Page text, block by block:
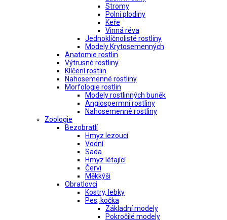
Stromy
Polní plodiny
Keře
Vinná réva
Jednoklíčnolisté rostliny
Modely Krytosemenných
Anatomie rostlin
Výtrusné rostliny
Klíčení rostlin
Nahosemenné rostliny
Morfologie rostlin
Modely rostlinných buněk
Angiospermní rostliny
Nahosemenné rostliny
Zoologie
Bezobratlí
Hmyz lezoucí
Vodní
Sada
Hmyz létající
Červi
Měkkýši
Obratlovci
Kostry, lebky
Pes, kočka
Základní modely
Pokročilé modely